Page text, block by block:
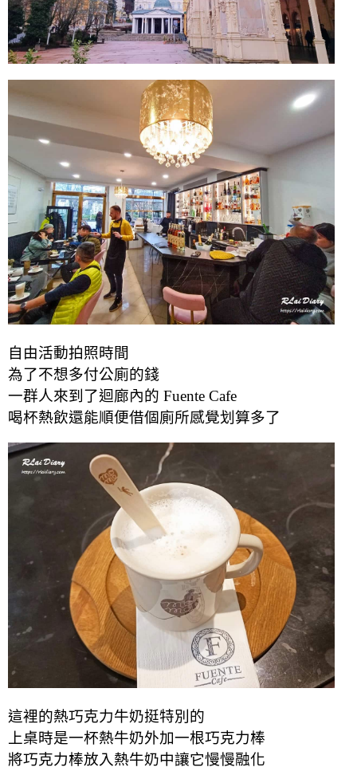
自由活動拍照時間
為了不想多付公廁的錢
一群人來到了迴廊內的 Fuente Cafe
喝杯熱飲還能順便借個廁所感覺划算多了
這裡的熱巧克力牛奶挺特別的
上桌時是一杯熱牛奶外加一根巧克力棒
將巧克力棒放入熱牛奶中讓它慢慢融化